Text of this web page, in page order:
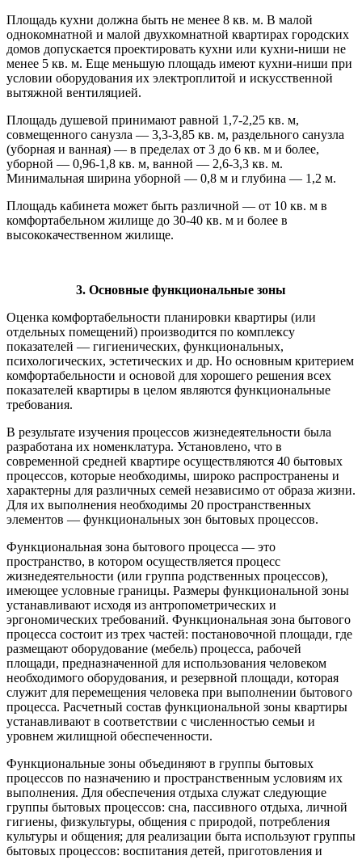
Площадь кухни должна быть не менее 8 кв. м. В малой
однокомнатной и малой двухкомнатной квартирах городских
домов допускается проектировать кухни или кухни-ниши не
менее 5 кв. м. Еще меньшую площадь имеют кухни-ниши при
условии оборудования их электроплитой и искусственной
вытяжной вентиляцией.
Площадь душевой принимают равной 1,7-2,25 кв. м,
совмещенного санузла — 3,3-3,85 кв. м, раздельного санузла
(уборная и ванная) — в пределах от 3 до 6 кв. м и более,
уборной — 0,96-1,8 кв. м, ванной — 2,6-3,3 кв. м.
Минимальная ширина уборной — 0,8 м и глубина — 1,2 м.
Площадь кабинета может быть различной — от 10 кв. м в
комфортабельном жилище до 30-40 кв. м и более в
высококачественном жилище.
3. Основные функциональные зоны
Оценка комфортабельности планировки квартиры (или
отдельных помещений) производится по комплексу
показателей — гигиенических, функциональных,
психологических, эстетических и др. Но основным критерием
комфортабельности и основой для хорошего решения всех
показателей квартиры в целом являются функциональные
требования.
В результате изучения процессов жизнедеятельности была
разработана их номенклатура. Установлено, что в
современной средней квартире осуществляются 40 бытовых
процессов, которые необходимы, широко распространены и
характерны для различных семей независимо от образа жизни.
Для их выполнения необходимы 20 пространственных
элементов — функциональных зон бытовых процессов.
Функциональная зона бытового процесса — это
пространство, в котором осуществляется процесс
жизнедеятельности (или группа родственных процессов),
имеющее условные границы. Размеры функциональной зоны
устанавливают исходя из антропометрических и
эргономических требований. Функциональная зона бытового
процесса состоит из трех частей: постановочной площади, где
размещают оборудование (мебель) процесса, рабочей
площади, предназначенной для использования человеком
необходимого оборудования, и резервной площади, которая
служит для перемещения человека при выполнении бытового
процесса. Расчетный состав функциональной зоны квартиры
устанавливают в соответствии с численностью семьи и
уровнем жилищной обеспеченности.
Функциональные зоны объединяют в группы бытовых
процессов по назначению и пространственным условиям их
выполнения. Для обеспечения отдыха служат следующие
группы бытовых процессов: сна, пассивного отдыха, личной
гигиены, физкультуры, общения с природой, потребления
культуры и общения; для реализации быта используют группы
бытовых процессов: воспитания детей, приготовления и